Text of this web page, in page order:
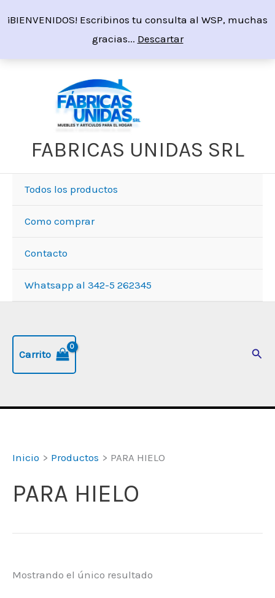
¡BIENVENIDOS! Escribinos tu consulta al WSP, muchas
gracias... Descartar
FABRICAS UNIDAS SRL
Todos los productos
Como comprar
Contacto
Whatsapp al 342-5 262345
Carrito
Inicio Productos PARA HIELO
PARA HIELO
Mostrando el único resultado